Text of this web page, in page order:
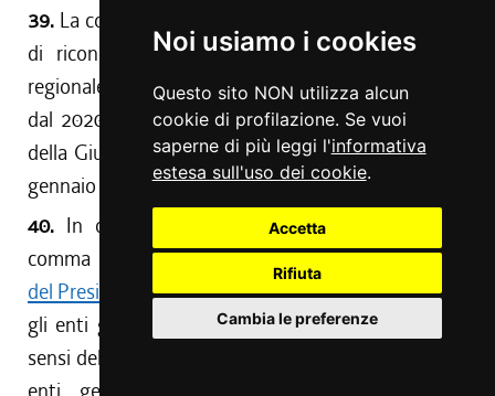
Noi usiamo i cookies
Questo sito NON utilizza alcun
cookie di profilazione. Se vuoi
saperne di più leggi l'informativa
estesa sull'uso dei cookie.
Accetta
Rifiuta
Cambia le preferenze
39. La conferma ovvero la revoca dei provvedimenti
di riconoscimento delle biblioteche di interesse
regionale sottoposte a revisione periodica negli anni
dal 2020 al 2023 viene disposta con deliberazione
della Giunta regionale la cui efficacia decorre dall'1
gennaio 2024.
40. In deroga a quanto previsto dall'articolo 9,
comma 1, del regolamento emanato condecreto
del Presidente della Regione n. 236/Pres. del 2016
gli enti gestori dei sistemi bibliotecari costituiti ai
sensi dell'articolo 3 del regolamento medesimo e gli